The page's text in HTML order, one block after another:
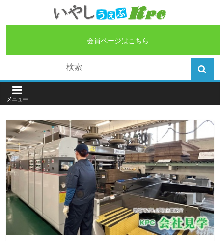
会員ページはこちら